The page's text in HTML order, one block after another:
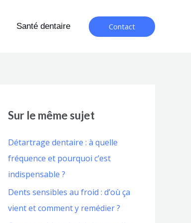
Santé dentaire Contact
Sur le même sujet
Détartrage dentaire : à quelle
fréquence et pourquoi c’est
indispensable ?
Dents sensibles au froid : d’où ça
vient et comment y remédier ?